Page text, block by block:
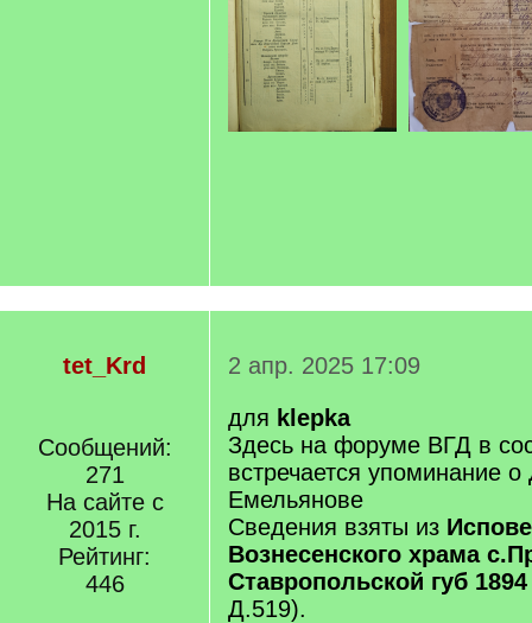
tet_Krd
Сообщений:
271
На сайте с
2015 г.
Рейтинг:
446
2 апр. 2025 17:09
для klepka
Здесь на форуме ВГД в
встречается упоминание
Емельянове
Сведения взяты из
Вознесенского храма
Ставропольской губ 1894
Д.519).